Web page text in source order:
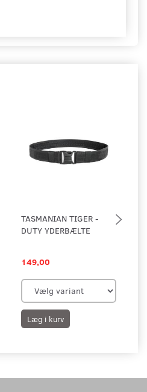
TASMANIAN TIGER -
DUTY YDERBÆLTE
149,00
Læg i kurv